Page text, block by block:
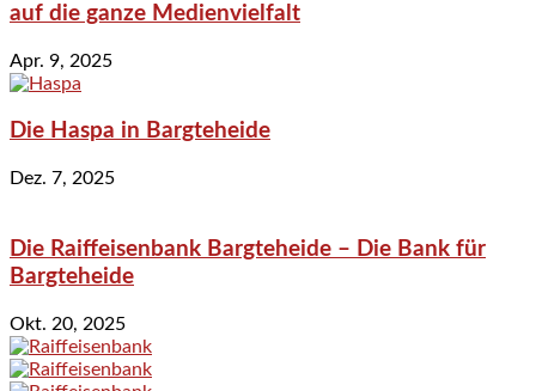
auf die ganze Medienvielfalt
Apr. 9, 2025
Die Haspa in Bargteheide
Dez. 7, 2025
Die Raiffeisenbank Bargteheide – Die Bank für
Bargteheide
Okt. 20, 2025